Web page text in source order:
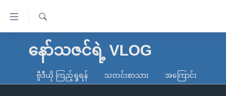
လွယ်ကူ
သည့်
မူလစာမျက်နှာ
ကမ္ဘာ့သတင်းများ
ရှာဖွေ
ရ
နော်သဇင်ရဲ့ VLOG
ဗွီဒီယို ကြည့်ရှုရန် သတင်းစာသား အကြောင်း